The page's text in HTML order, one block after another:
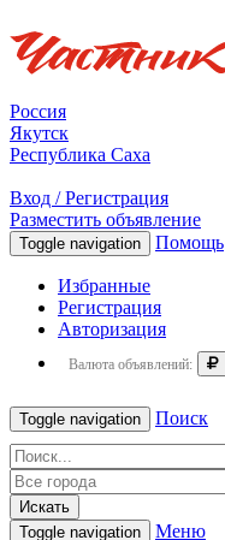
Россия
Якутск
Республика Саха
Вход / Регистрация
Разместить объявление
Toggle navigation Помощь
Избранные
Регистрация
Авторизация
Валюта объявлений:
Toggle navigation Поиск
Искать
Toggle navigation
Меню